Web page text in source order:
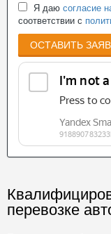
Я даю согласие
соответствии с
ОСТАВИТЬ
перевозке